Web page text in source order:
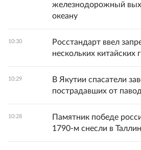
железнодорожный
океану
10:30
Росстандарт ввел
нескольких китайских
10:29
В Якутии спасатели
пострадавших от
10:28
Памятник победе
1790-м снесли в